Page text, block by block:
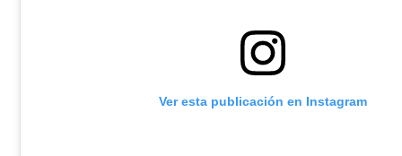
Ver esta publicación en Instagram